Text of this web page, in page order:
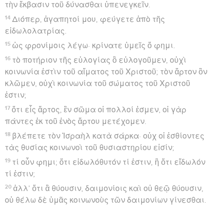
τὴν ἔκβασιν τοῦ δύνασθαι ὑπενεγκεῖν.
14 Διόπερ, ἀγαπητοί μου, φεύγετε ἀπὸ τῆς
εἰδωλολατρίας.
15 ὡς φρονίμοις λέγω· κρίνατε ὑμεῖς ὅ φημι.
16 τὸ ποτήριον τῆς εὐλογίας ὃ εὐλογοῦμεν, οὐχὶ
κοινωνία ἐστὶν τοῦ αἵματος τοῦ Χριστοῦ; τὸν ἄρτον ὃν
κλῶμεν, οὐχὶ κοινωνία τοῦ σώματος τοῦ Χριστοῦ
ἐστιν;
17 ὅτι εἷς ἄρτος, ἓν σῶμα οἱ πολλοί ἐσμεν, οἱ γὰρ
πάντες ἐκ τοῦ ἑνὸς ἄρτου μετέχομεν.
18 βλέπετε τὸν Ἰσραὴλ κατὰ σάρκα· οὐχ οἱ ἐσθίοντες
τὰς θυσίας κοινωνοὶ τοῦ θυσιαστηρίου εἰσίν;
19 τί οὖν φημι; ὅτι εἰδωλόθυτόν τί ἐστιν, ἢ ὅτι εἴδωλόν
τί ἐστιν;
20 ἀλλ’ ὅτι ἃ θύουσιν, δαιμονίοις καὶ οὐ θεῷ θύουσιν,
οὐ θέλω δὲ ὑμᾶς κοινωνοὺς τῶν δαιμονίων γίνεσθαι.